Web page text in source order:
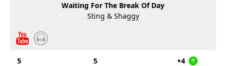
Waiting For The Break Of Day
Sting & Shaggy
5 5 +4